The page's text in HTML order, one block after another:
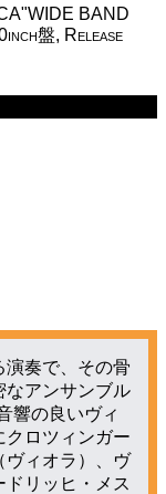
BAND
盤, Release
演奏で、その骨
なアンサンブル
響の良いヴィ
クロツィンガー
ヴィオラ）、ヴ
ドリッヒ・メス